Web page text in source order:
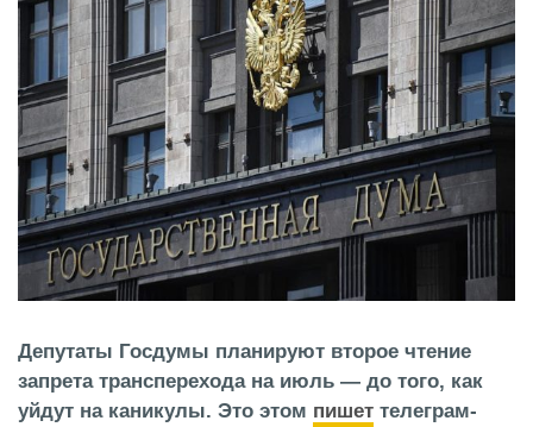
Депутаты Госдумы планируют второе чтение
запрета трансперехода на июль — до того, как
уйдут на каникулы. Это этом пишет телеграм-